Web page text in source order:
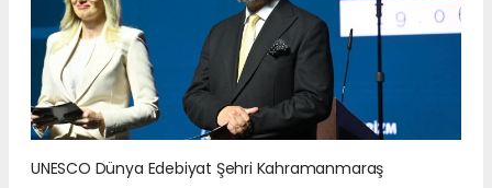
UNESCO Dünya Edebiyat Şehri Kahramanmaraş